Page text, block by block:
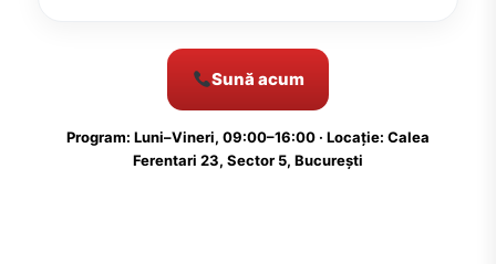
Sună acum
Program: Luni–Vineri, 09:00–16:00 · Locație: Calea
Ferentari 23, Sector 5, București